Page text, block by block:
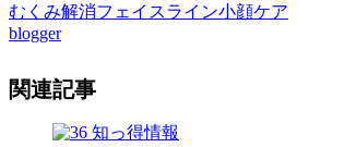
むくみ解消フェイスライン小顔ケア
blogger
関連記事
知っ得情報